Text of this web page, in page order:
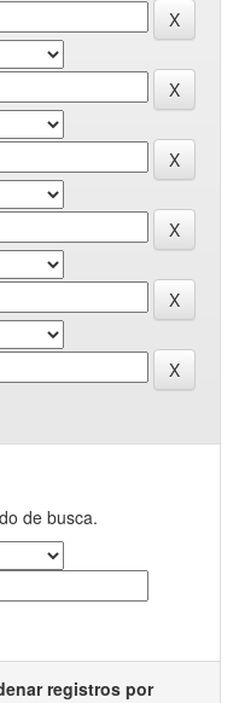
de busca.
registros por